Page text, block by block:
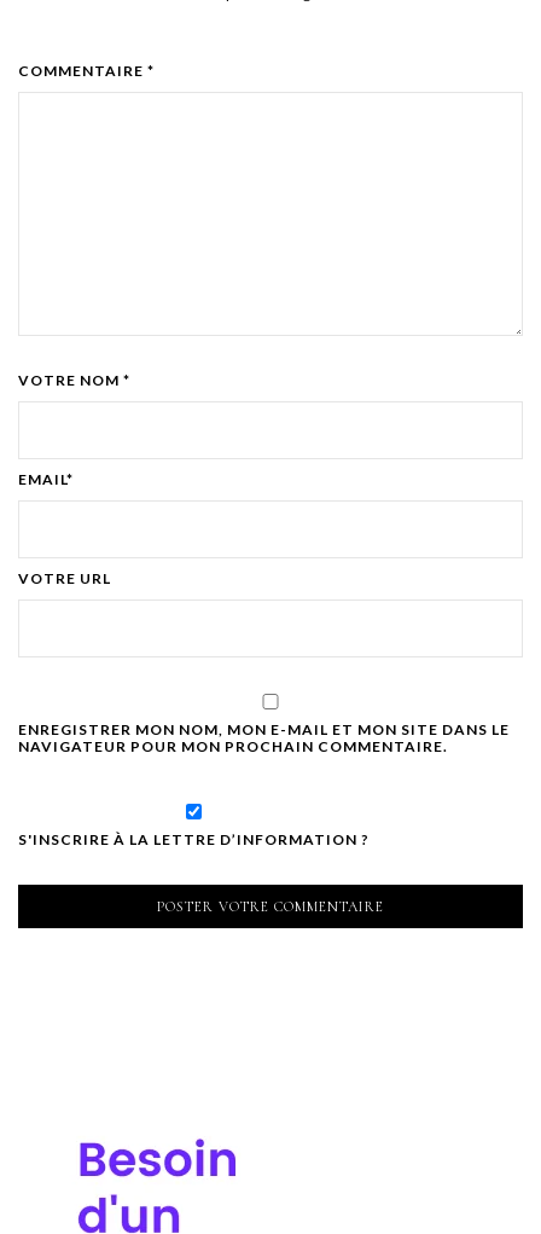
COMMENTAIRE *
VOTRE NOM *
EMAIL*
VOTRE URL
ENREGISTRER MON NOM, MON E-MAIL ET MON SITE DANS LE
NAVIGATEUR POUR MON PROCHAIN COMMENTAIRE.
S'INSCRIRE À LA LETTRE D’INFORMATION ?